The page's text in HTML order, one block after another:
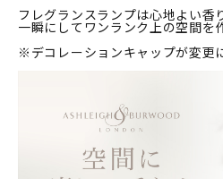
フレグランスランプは心地よい香
一瞬にしてワンランク上の空間を
※デコレーションキャップが変更